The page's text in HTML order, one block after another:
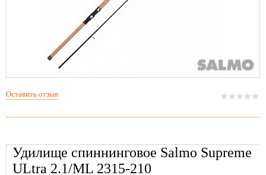
Удилище спиннинговое Salmo Supreme
ULtra 2.1/ML 2315-210
Оставить отзыв